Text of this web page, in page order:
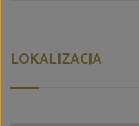
LOKALIZACJA